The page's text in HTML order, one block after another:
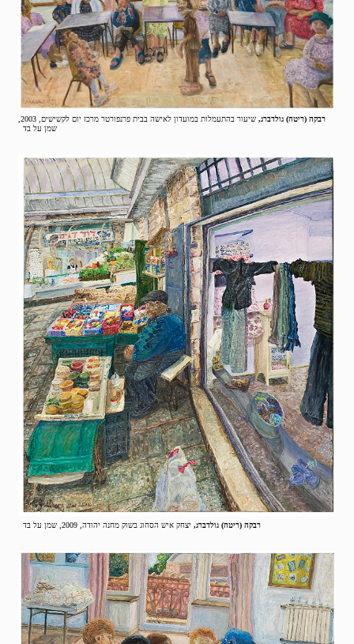
רבקה (ריטה) גולדברג,
שמן על בד
רבקה (ריטה) גולדברג, יצחק איש הסחוג בשוק מחנה יהודה, 2009, שמן על בד